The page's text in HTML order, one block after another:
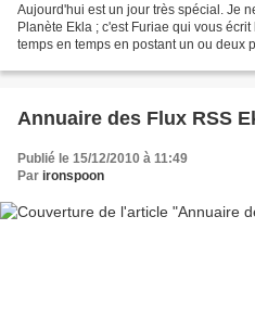
Aujourd'hui est un jour très spécial. Je
Planète Ekla ; c'est Furiae qui vous
temps en temps en postant un ou deux
Annuaire des Flux RSS
Publié le 15/12/2010 à 11:49
Par ironspoon